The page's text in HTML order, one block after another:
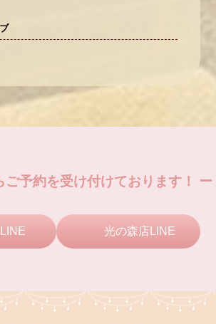
予約を受け付けております！ ー
光の森店LINE